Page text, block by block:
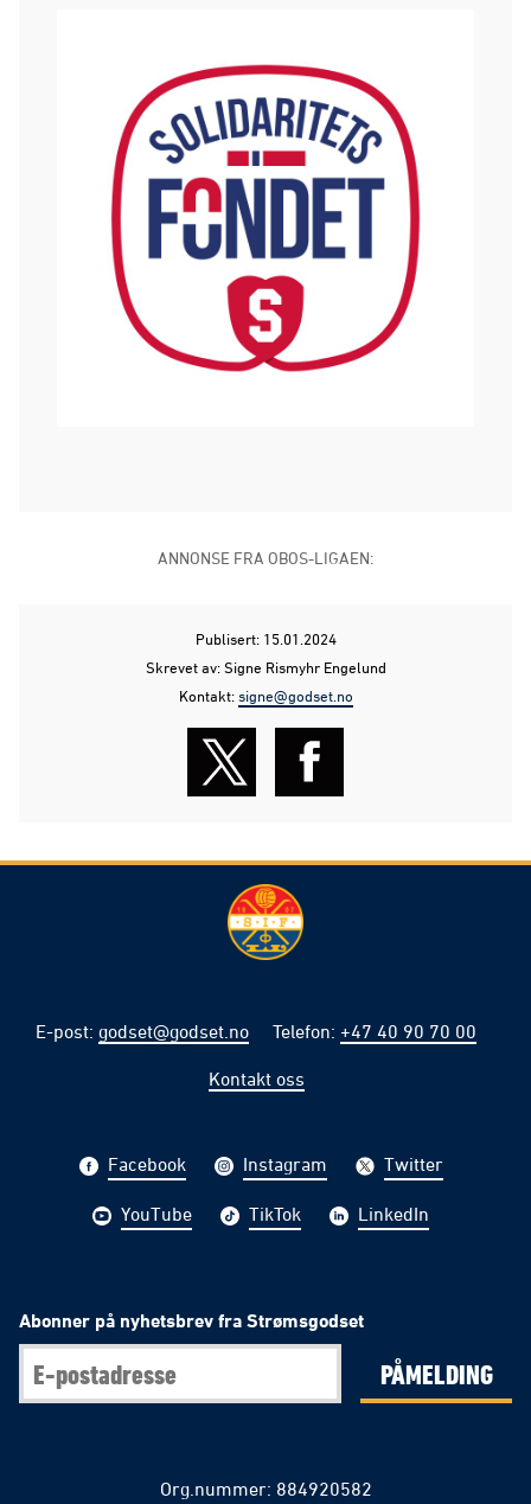
ANNONSE FRA OBOS-LIGAEN:
Publisert: 15.01.2024
Skrevet av: Signe Rismyhr Engelund
Kontakt:signe@godset.no
E-post: godset@godset.no Telefon: +47 40 90 70 00
Kontakt oss
Facebook Instagram Twitter
YouTube TikTok LinkedIn
Abonner på nyhetsbrev fra Strømsgodset
PÅMELDING
Org.nummer: 884920582